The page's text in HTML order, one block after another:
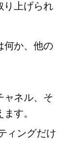
り上げられ
何か、他の
ャネル、そ
す。
ィングだけ